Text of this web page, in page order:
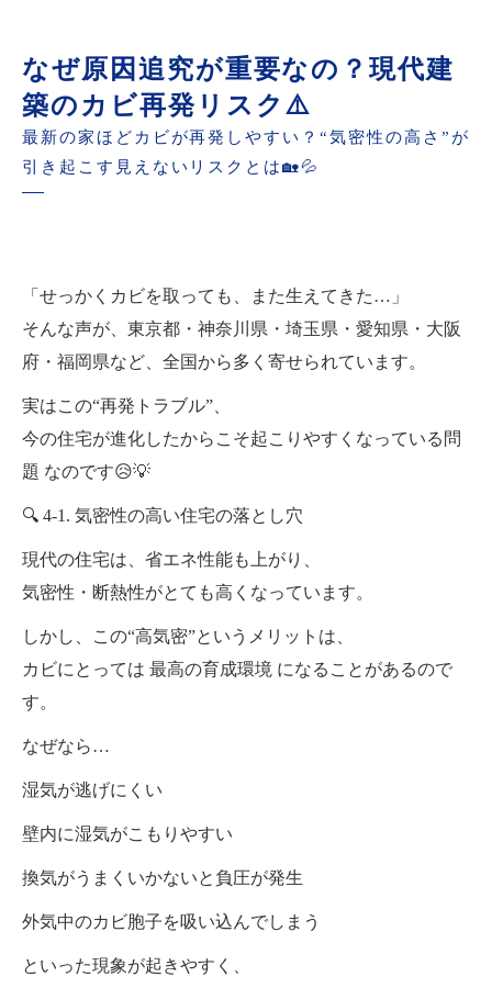
なぜ原因追究が重要なの？現代建
築のカビ再発リスク⚠️
最新の家ほどカビが再発しやすい？“気密性の高さ”が
引き起こす見えないリスクとは🏡💦
「せっかくカビを取っても、また生えてきた…」
そんな声が、東京都・神奈川県・埼玉県・愛知県・大阪
府・福岡県など、全国から多く寄せられています。
実はこの“再発トラブル”、
今の住宅が進化したからこそ起こりやすくなっている問
題 なのです😥💡
🔍 4-1. 気密性の高い住宅の落とし穴
現代の住宅は、省エネ性能も上がり、
気密性・断熱性がとても高くなっています。
しかし、この“高気密”というメリットは、
カビにとっては 最高の育成環境 になることがあるので
す。
なぜなら…
湿気が逃げにくい
壁内に湿気がこもりやすい
換気がうまくいかないと負圧が発生
外気中のカビ胞子を吸い込んでしまう
といった現象が起きやすく、